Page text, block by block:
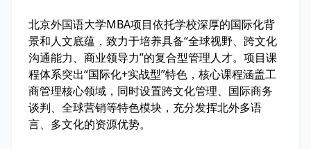
北京外国语大学MBA项目依托学校深厚的国际化背
景和人文底蕴，致力于培养具备“全球视野、跨文化
沟通能力、商业领导力”的复合型管理人才。项目课
程体系突出“国际化+实战型”特色，核心课程涵盖工
商管理核心领域，同时设置跨文化管理、国际商务
谈判、全球营销等特色模块，充分发挥北外多语
言、多文化的资源优势。